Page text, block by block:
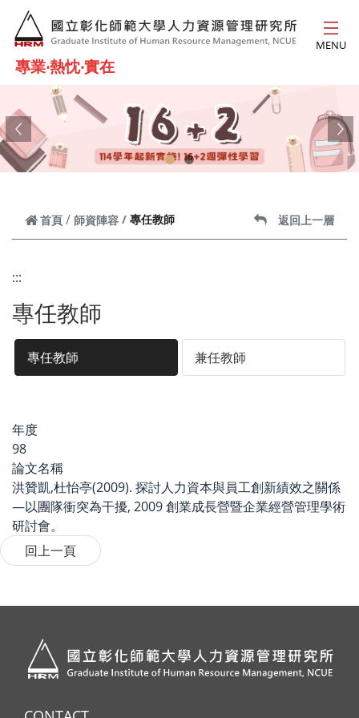
跳到主要內容
專業‧熱忱‧實在
MENU
Previous
首頁 師資陣容 專任教師 返回上一層
:::
專任教師
專任教師 兼任教師
年度
98
論文名稱
洪贊凱,杜怡亭(2009). 探討人力資本與員工創新績效之關係
—以團隊衝突為干擾, 2009 創業成長營暨企業經營管理學術
研討會。